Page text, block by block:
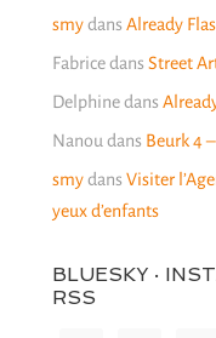
smydans Already
Fabricedans Street
Delphinedans
Nanou dans Beurk 4
smydans Visiter
yeux d’enfants
BLUESKY ·
RSS